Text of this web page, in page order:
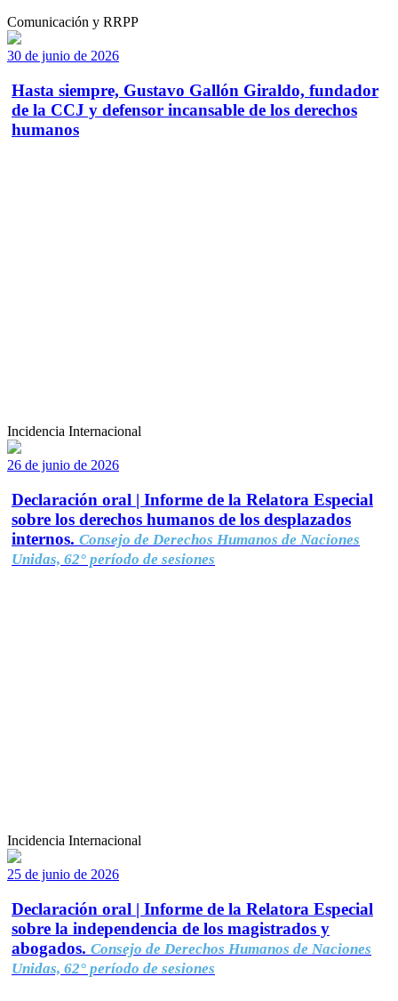
Comunicación y RRPP
30 de junio de 2026
Hasta siempre, Gustavo Gallón Giraldo, fundador
de la CCJ y defensor incansable de los derechos
humanos
Incidencia Internacional
26 de junio de 2026
Declaración oral | Informe de la Relatora Especial
sobre los derechos humanos de los desplazados
internos. Consejo de Derechos Humanos de Naciones
Unidas, 62° período de sesiones
Incidencia Internacional
25 de junio de 2026
Declaración oral | Informe de la Relatora Especial
sobre la independencia de los magistrados y
abogados. Consejo de Derechos Humanos de Naciones
Unidas, 62° período de sesiones